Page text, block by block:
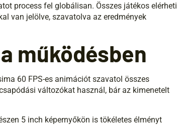
process fel globálisan. Összes játékos elérheti
van jelölve, szavatolva az eredmények
működésben
60 FPS-es animációt szavatol összes
változókat használ, bár az kimenetelt
5 inch képernyőkön is tökéletes élményt